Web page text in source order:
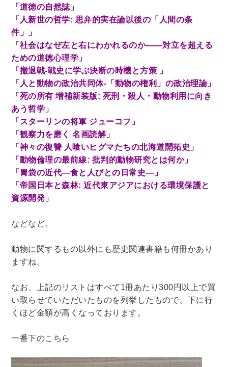
アート・建築・デザイン・音楽
書道
インテリアデザイン・建築デザイン
他建築・芸術
住宅建築
写真 ・絵画 ・美術
建築家・建設・建築構造
日本の伝統文化
東洋の建築
楽譜・スコア・音楽書
西洋の建築
理工書関係
科学書・工学書・コンピュータ書籍
宇宙学・天文学 工学書 数学書
海洋学
物理学
生物・バイオテクノロジー
農学
金属・鉱学
電気・通信
IT・テクノロジー・コンピュータ
他理工書
医学書・東洋医学書
歯学書・歯科衛生士
針灸・漢方
リハビリテーション医学
伝統医学・東洋医学
基礎医学
暮らし・趣味・実用書他
「道徳の自然誌」
「人新世の哲学: 思弁的実在論以後の「人間の条
件」」
「社会はなぜ左と右にわかれるのか――対立を超える
ための道徳心理学」
「撤退戦-戦史に学ぶ決断の時機と方策 」
「人と動物の政治共同体-「動物の権利」の政治理論」
「死の所有 増補新装版: 死刑・殺人・動物利用に向き
あう哲学」
「スターリンの将軍 ジューコフ」
「観察力を磨く 名画読解」
「神々の復讐 人喰いヒグマたちの北海道開拓史」
「動物倫理の最前線: 批判的動物研究とは何か」
「胃袋の近代―食と人びとの日常史―」
「帝国日本と森林: 近代東アジアにおける環境保護と
資源開発」
などなど。
動物に関するもの以外にも歴史関連書籍も何冊かあり
ますね。
なお、上記のリストはすべて1冊あたり300円以上で買
い取らせていただいたものを列挙したもので、下に行
くほど金額が高くなっております。
一番下のこちら